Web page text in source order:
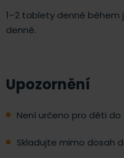
1–2 tablety denně
denně.
Upozornění
Není určeno pro děti do
Skladujte mimo dosah